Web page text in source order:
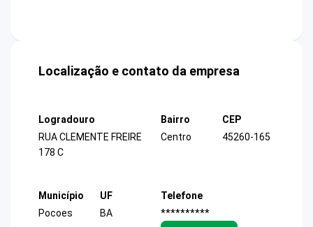
Localização e contato da empresa
Logradouro
RUA CLEMENTE FREIRE
178 C
Bairro
Centro
CEP
45260-165
Município
Pocoes
UF
BA
Telefone
**********